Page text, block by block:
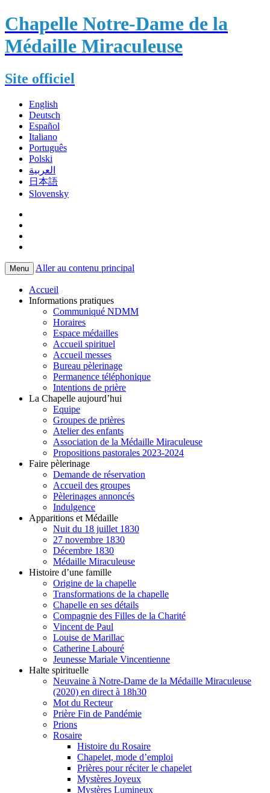
Chapelle Notre-Dame de la
Médaille Miraculeuse
Site officiel
English
Deutsch
Español
Italiano
Português
Polski
العربية
日本語
Slovensky
Menu Aller au contenu principal
Accueil
Informations pratiques
Communiqué NDMM
Horaires
Espace médailles
Accueil spirituel
Accueil messes
Bureau pèlerinage
Permanence téléphonique
Intentions de prière
La Chapelle aujourd’hui
Equipe
Groupes de prières
Atelier des enfants
Association de la Médaille Miraculeuse
Propositions pastorales 2023-2024
Faire pèlerinage
Demande de réservation
Accueil des groupes
Pèlerinages annoncés
Indulgence
Apparitions et Médaille
Nuit du 18 juillet 1830
27 novembre 1830
Décembre 1830
Médaille Miraculeuse
Histoire d’une famille
Origine de la chapelle
Transformations de la chapelle
Chapelle en ses détails
Compagnie des Filles de la Charité
Vincent de Paul
Louise de Marillac
Catherine Labouré
Jeunesse Mariale Vincentienne
Halte spirituelle
Neuvaine à Notre-Dame de la Médaille Miraculeuse
(2020) en direct à 18h30
Mot du Recteur
Prière Fin de Pandémie
Prions
Rosaire
Histoire du Rosaire
Chapelet, mode d’emploi
Prières pour réciter le chapelet
Mystères Joyeux
Mystères Lumineux